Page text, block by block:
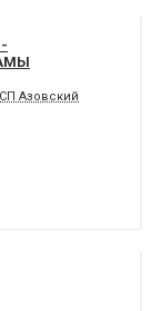
Азовский